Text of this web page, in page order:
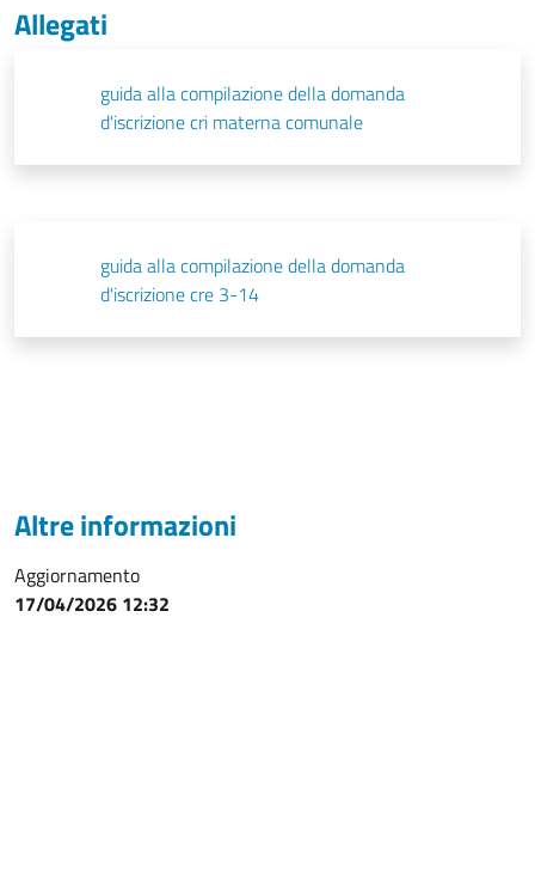
Allegati
guida alla compilazione della domanda
d'iscrizione cri materna comunale
guida alla compilazione della domanda
d'iscrizione cre 3-14
Altre informazioni
Aggiornamento
17/04/2026 12:32